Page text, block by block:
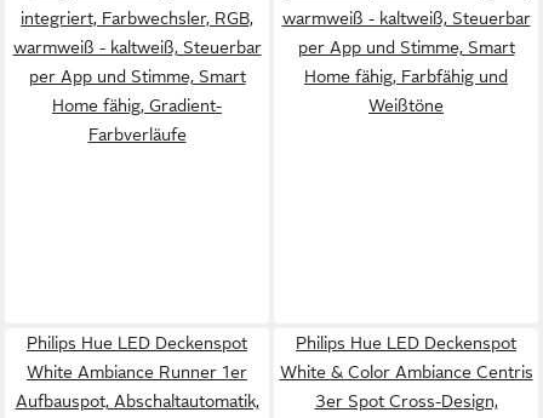
integriert, Farbwechsler, RGB,
warmweiß - kaltweiß, Steuerbar
per App und Stimme, Smart
Home fähig, Gradient-
Farbverläufe
warmweiß - kaltweiß, Steuerbar
per App und Stimme, Smart
Home fähig, Farbfähig und
Weißtöne
Philips Hue LED Deckenspot
White Ambiance Runner 1er
Aufbauspot, Abschaltautomatik,
Philips Hue LED Deckenspot
White & Color Ambiance Centris
3er Spot Cross-Design,